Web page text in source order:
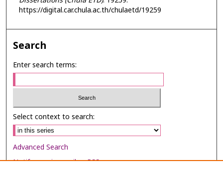
https://digital.car.chula.ac.th/chulaetd/19259
Search
Enter search terms:
Select context to search:
Advanced Search
Notify me via email orRSS